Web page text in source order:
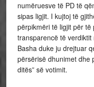
numëruesve të PD të
sipas ligjit. I kujtoj të
përpikmëri të ligjit për
transparencë të
Basha duke ju drejtuar
përsërisë dhunimet dhe
ditës” së votimit.